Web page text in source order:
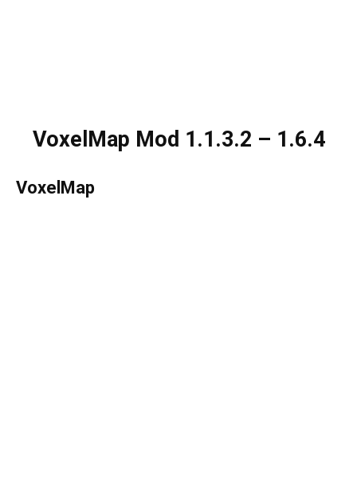
VoxelMap Mod 1.1.3.2 – 1.6.4
VoxelMap